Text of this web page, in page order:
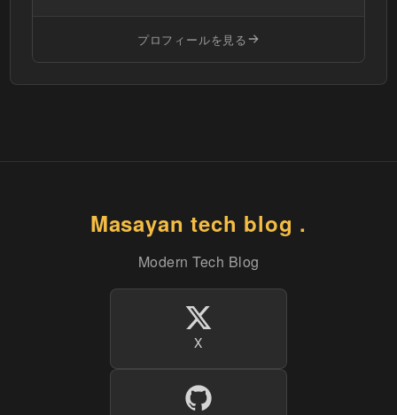
プロフィールを見る
Masayan tech blog .
Modern Tech Blog
X